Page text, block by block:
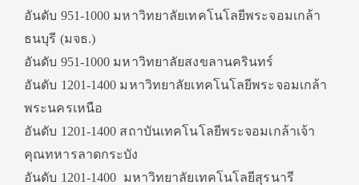
อันดับ 951-1000 มหาวิทยาลัยเทคโนโลยีพระจอมเกล้า
ธนบุรี (มจธ.)
อันดับ 951-1000 มหาวิทยาลัยสงขลานครินทร์
อันดับ 1201-1400 มหาวิทยาลัยเทคโนโลยีพระจอมเกล้า
พระนครเหนือ
อันดับ 1201-1400 สถาบันเทคโนโลยีพระจอมเกล้าเจ้า
คุณทหารลาดกระบัง
อันดับ 1201-1400 มหาวิทยาลัยเทคโนโลยีสุรนารี